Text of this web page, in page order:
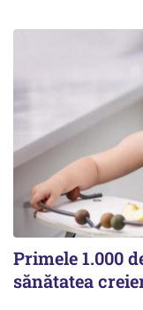
Primele 1.000
sănătatea